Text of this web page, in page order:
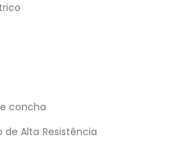
concha
Alta Resistência